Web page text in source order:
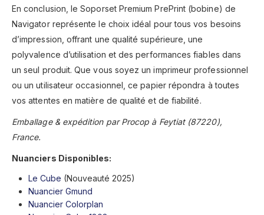
En conclusion, le Soporset Premium PrePrint (bobine) de
Navigator représente le choix idéal pour tous vos besoins
d’impression, offrant une qualité supérieure, une
polyvalence d’utilisation et des performances fiables dans
un seul produit. Que vous soyez un imprimeur professionnel
ou un utilisateur occasionnel, ce papier répondra à toutes
vos attentes en matière de qualité et de fiabilité.
Emballage & expédition par Procop à Feytiat (87220),
France.
Nuanciers Disponibles:
Le Cube (Nouveauté 2025)
Nuancier Gmund
Nuancier Colorplan